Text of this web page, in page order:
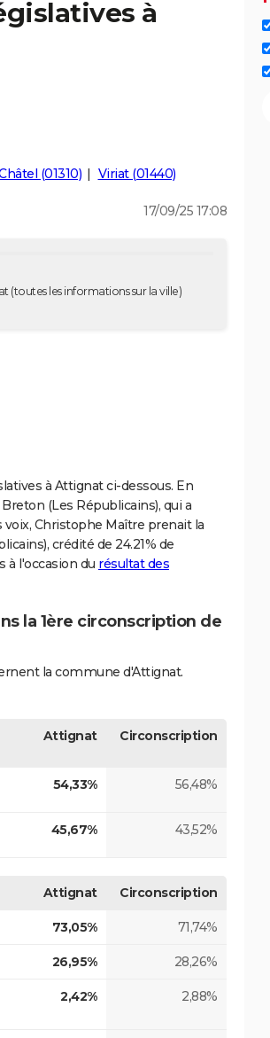
à
(01310) Viriat (01440)
17/09/25 17:08
(toutes les informations sur la ville)
à Attignat ci-dessous. En
(Les Républicains), qui a
voix, Christophe Maître prenait la
crédité de 24.21% de
à l'occasion du résultat des
la 1ère circonscription de
la commune d'Attignat.
Attignat Circonscription
54,33% 56,48%
45,67% 43,52%
Attignat Circonscription
73,05% 71,74%
26,95% 28,26%
2,42% 2,88%